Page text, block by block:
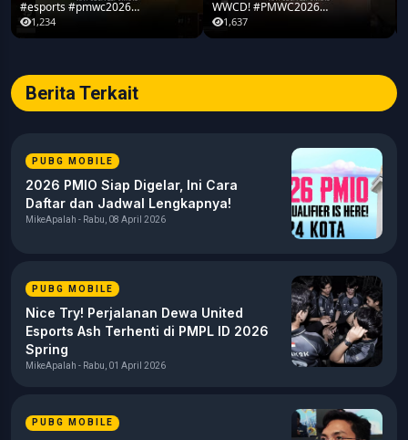
#esports #pmwc2026
#pubgmobile #teamrrq
1,234
WWCD! #PMWC2026
#pubgmobile #teamrrq
1,637
Berita Terkait
PUBG MOBILE
2026 PMIO Siap Digelar, Ini Cara
Daftar dan Jadwal Lengkapnya!
MikeApalah - Rabu, 08 April 2026
PUBG MOBILE
Nice Try! Perjalanan Dewa United
Esports Ash Terhenti di PMPL ID 2026
Spring
MikeApalah - Rabu, 01 April 2026
PUBG MOBILE